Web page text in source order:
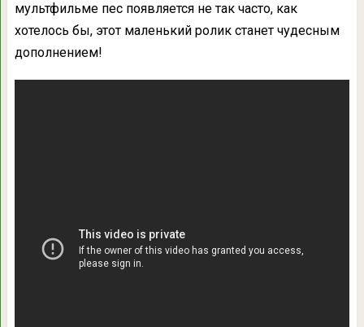
мультфильме пес появляется не так часто, как
хотелось бы, этот маленький ролик станет чудесным
дополнением!